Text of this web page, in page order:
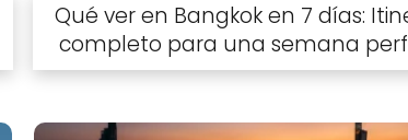
Qué ver en Bangkok en 7 días:
completo para una semana